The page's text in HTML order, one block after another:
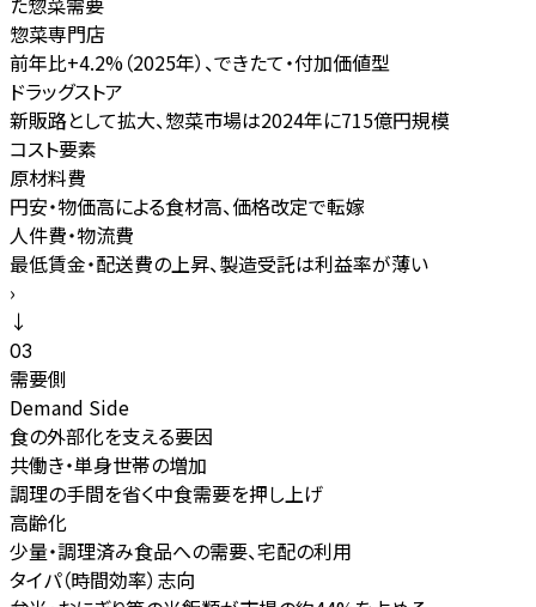
惣菜専門店
前年比+4.2%（2025年）、できたて・付加価値型
ドラッグストア
新販路として拡大、惣菜市場は2024年に715億円規模
コスト要素
原材料費
円安・物価高による食材高、価格改定で転嫁
人件費・物流費
最低賃金・配送費の上昇、製造受託は利益率が薄い
›
↓
03
需要側
Demand Side
食の外部化を支える要因
共働き・単身世帯の増加
調理の手間を省く中食需要を押し上げ
高齢化
少量・調理済み食品への需要、宅配の利用
タイパ（時間効率）志向